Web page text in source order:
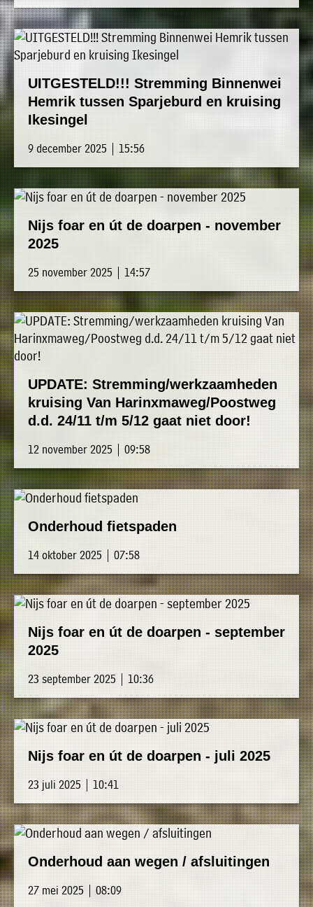
UITGESTELD!!! Stremming Binnenwei
Hemrik tussen Sparjeburd en kruising
Ikesingel
9 december 2025 | 15:56
Nijs foar en út de doarpen - november
2025
25 november 2025 | 14:57
UPDATE: Stremming/werkzaamheden
kruising Van Harinxmaweg/Poostweg
d.d. 24/11 t/m 5/12 gaat niet door!
12 november 2025 | 09:58
Onderhoud fietspaden
14 oktober 2025 | 07:58
Nijs foar en út de doarpen - september
2025
23 september 2025 | 10:36
Nijs foar en út de doarpen - juli 2025
23 juli 2025 | 10:41
Onderhoud aan wegen / afsluitingen
27 mei 2025 | 08:09